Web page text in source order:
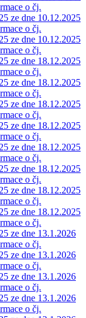
o čj.
ze dne 10.12.2025
o čj.
ze dne 10.12.2025
o čj.
ze dne 18.12.2025
o čj.
ze dne 18.12.2025
o čj.
ze dne 18.12.2025
o čj.
ze dne 18.12.2025
o čj.
ze dne 18.12.2025
o čj.
ze dne 18.12.2025
o čj.
ze dne 18.12.2025
o čj.
ze dne 18.12.2025
o čj.
ze dne 13.1.2026
o čj.
ze dne 13.1.2026
o čj.
ze dne 13.1.2026
o čj.
ze dne 13.1.2026
o čj.